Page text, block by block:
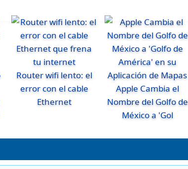
Router wifi lento: el
error con el cable
Ethernet
Apple Cambia el
Nombre del Golfo de
México a 'Gol